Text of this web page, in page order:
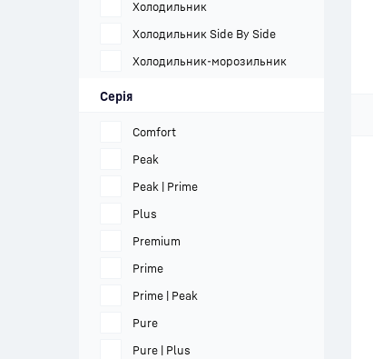
Холодильник
Холодильник Side By Side
Холодильник-морозильник
Серія
Comfort
Peak
Peak | Prime
Plus
Premium
Prime
Prime | Peak
Pure
Pure | Plus